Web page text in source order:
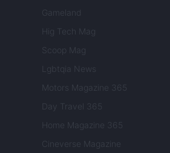
Gameland
Hig Tech Mag
Scoop Mag
Lgbtqia News
Motors Magazine 365
Day Travel 365
Home Magazine 365
Cineverse Magazine